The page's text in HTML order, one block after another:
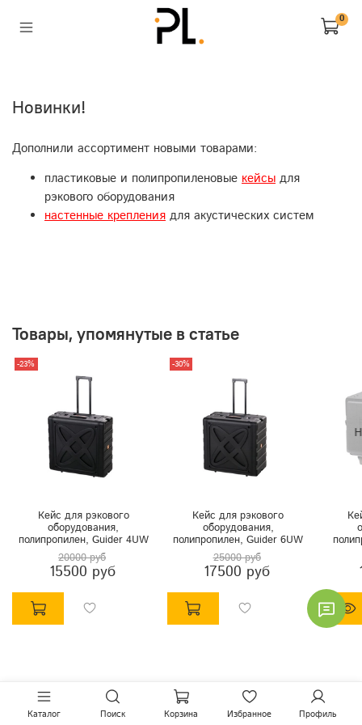
0
Новинки!
Дополнили ассортимент новыми товарами:
пластиковые и полипропиленовые кейсы для
рэкового оборудования
настенные крепления для акустических систем
Товары, упомянутые в статье
-23%
Кейс для рэкового
оборудования,
полипропилен, Guider 4UW
20000 руб
15500 руб
-30%
Кейс для рэкового
оборудования,
полипропилен, Guider 6UW
25000 руб
17500 руб
Каталог Поиск Корзина Избранное Профиль